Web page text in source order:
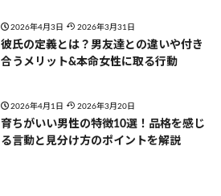
2026年4月3日 2026年3月31日
彼氏の定義とは？男友達との違いや付き
合うメリット&本命女性に取る行動
2026年4月1日 2026年3月20日
育ちがいい男性の特徴10選！品格を感じ
る言動と見分け方のポイントを解説